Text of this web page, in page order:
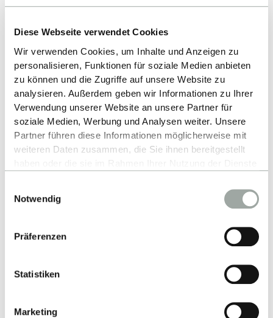
Diese Webseite verwendet Cookies
Wir verwenden Cookies, um Inhalte und Anzeigen zu
personalisieren, Funktionen für soziale Medien anbieten
zu können und die Zugriffe auf unsere Website zu
analysieren. Außerdem geben wir Informationen zu Ihrer
Verwendung unserer Website an unsere Partner für
soziale Medien, Werbung und Analysen weiter. Unsere
Partner führen diese Informationen möglicherweise mit
weiteren Daten zusammen, die Sie ihnen bereitgestellt
Alles zum Thema Cookies und personenbezogene
Datenverarbeitung entnehmen Sie unserer
Notwendig
Präferenzen
Statistiken
Marketing
Career Center
+49 7121 271 3068
SEND E-MAIL
You might also be interested in